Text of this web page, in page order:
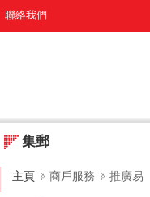
聯絡我們
集郵
主頁 商戶服務 推廣易